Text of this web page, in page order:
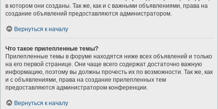
в котором они созданы. Так же, как и с важными объявлениями, права на
создание объявлений предоставляются администратором.
Вернуться к началу
Что такое прилепленные темы?
Прилепленные темы в форуме находятся ниже всех объявлений и только
на его первой странице. Они чаще всего содержат достаточно важную
информацию, поэтому вы должны прочесть их по возможности. Так же, как
и с объявлениями, права на создание прилепленных тем
предоставляются администратором конференции.
Вернуться к началу